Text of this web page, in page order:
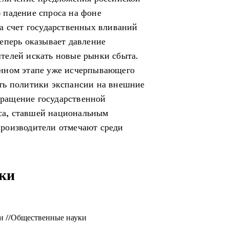
спроса на фоне
счет государственных вливаний
оказывает давление
искать новые рынки сбыта.
этапе уже исчерпывающего
политики экспансии на внешние
государственной
ставшей национальным
отмечают среди
//Общественные науки